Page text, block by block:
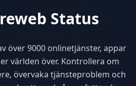
Status
över 9000 onlinetjänster, appar
världen över. Kontrollera om
övervaka tjänsteproblem och